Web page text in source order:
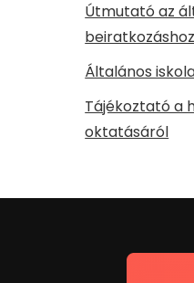
Útmutató az
beiratkozáshoz
Általános
Tájékoztató a
oktatásáról